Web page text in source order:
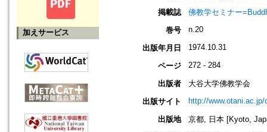
加えサービス
掲載誌
佛教学セミナー
巻号
n.20
出版年月日 1974.10.31
ページ 272 - 284
出版者
大谷大学佛教学会
出版サイト
http://
出版地
京都, 日本 [Kyoto,